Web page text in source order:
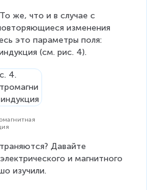
же, что и в случае с
изменения
это параметры поля:
(см. рис. 4).
Давайте
и магнитного
изучили.